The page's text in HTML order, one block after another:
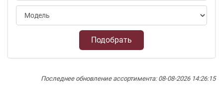
Подобрать
Последнее обновление ассортимента: 08-08-2026 14:26:15